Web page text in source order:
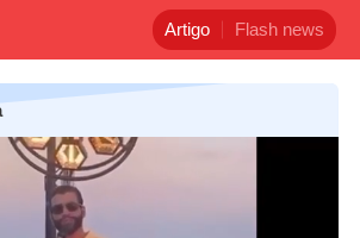
Artigo Flash news